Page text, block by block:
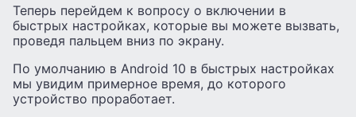
Теперь перейдем к вопросу о включении в
быстрых настройках, которые вы можете вызвать,
проведя пальцем вниз по экрану.
По умолчанию в Android 10 в быстрых настройках
мы увидим примерное время, до которого
устройство проработает.